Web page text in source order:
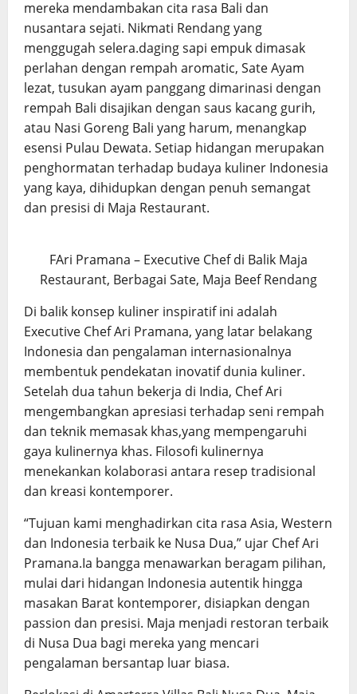
mereka mendambakan cita rasa Bali dan
nusantara sejati. Nikmati Rendang yang
menggugah selera.daging sapi empuk dimasak
perlahan dengan rempah aromatic, Sate Ayam
lezat, tusukan ayam panggang dimarinasi dengan
rempah Bali disajikan dengan saus kacang gurih,
atau Nasi Goreng Bali yang harum, menangkap
esensi Pulau Dewata. Setiap hidangan merupakan
penghormatan terhadap budaya kuliner Indonesia
yang kaya, dihidupkan dengan penuh semangat
dan presisi di Maja Restaurant.
FAri Pramana – Executive Chef di Balik Maja
Restaurant, Berbagai Sate, Maja Beef Rendang
Di balik konsep kuliner inspiratif ini adalah
Executive Chef Ari Pramana, yang latar belakang
Indonesia dan pengalaman internasionalnya
membentuk pendekatan inovatif dunia kuliner.
Setelah dua tahun bekerja di India, Chef Ari
mengembangkan apresiasi terhadap seni rempah
dan teknik memasak khas,yang mempengaruhi
gaya kulinernya khas. Filosofi kulinernya
menekankan kolaborasi antara resep tradisional
dan kreasi kontemporer.
“Tujuan kami menghadirkan cita rasa Asia, Western
dan Indonesia terbaik ke Nusa Dua,” ujar Chef Ari
Pramana.Ia bangga menawarkan beragam pilihan,
mulai dari hidangan Indonesia autentik hingga
masakan Barat kontemporer, disiapkan dengan
passion dan presisi. Maja menjadi restoran terbaik
di Nusa Dua bagi mereka yang mencari
pengalaman bersantap luar biasa.